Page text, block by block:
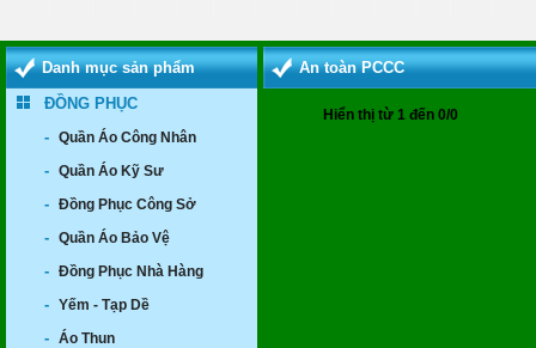
Danh mục sản phẩm
ĐỒNG PHỤC
- Quần Áo Công Nhân
- Quần Áo Kỹ Sư
- Đồng Phục Công Sở
- Quần Áo Bảo Vệ
- Đồng Phục Nhà Hàng
- Yếm - Tạp Dề
- Áo Thun
An toàn PCCC
Hiển thị từ 1 đến 0/0